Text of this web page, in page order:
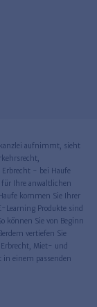
aufnimmt, sieht
- bei Haufe
Ihre anwaltlichen
kommen Sie Ihrer
Learning Produkte sind
können Sie von Beginn
vertiefen Sie
Miet- und
in einem passenden